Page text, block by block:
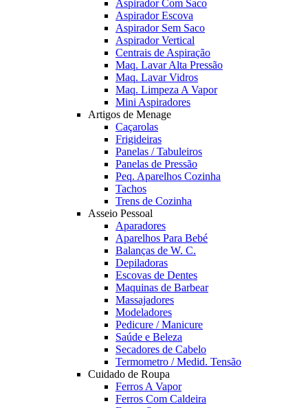
Aspirador Com Saco
Aspirador Escova
Aspirador Sem Saco
Aspirador Vertical
Centrais de Aspiração
Maq. Lavar Alta Pressão
Maq. Lavar Vidros
Maq. Limpeza A Vapor
Mini Aspiradores
Artigos de Menage
Caçarolas
Frigideiras
Panelas / Tabuleiros
Panelas de Pressão
Peq. Aparelhos Cozinha
Tachos
Trens de Cozinha
Asseio Pessoal
Aparadores
Aparelhos Para Bebé
Balanças de W. C.
Depiladoras
Escovas de Dentes
Maquinas de Barbear
Massajadores
Modeladores
Pedicure / Manicure
Saúde e Beleza
Secadores de Cabelo
Termometro / Medid. Tensão
Cuidado de Roupa
Ferros A Vapor
Ferros Com Caldeira